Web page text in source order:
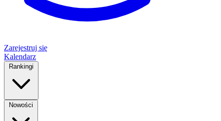
Zarejestruj się
Kalendarz
Rankingi
Nowości